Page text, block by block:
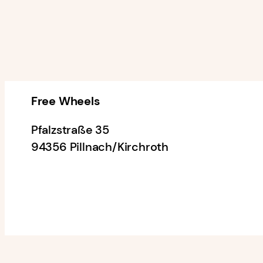
Free Wheels
Pfalzstraße 35
94356 Pillnach/Kirchroth